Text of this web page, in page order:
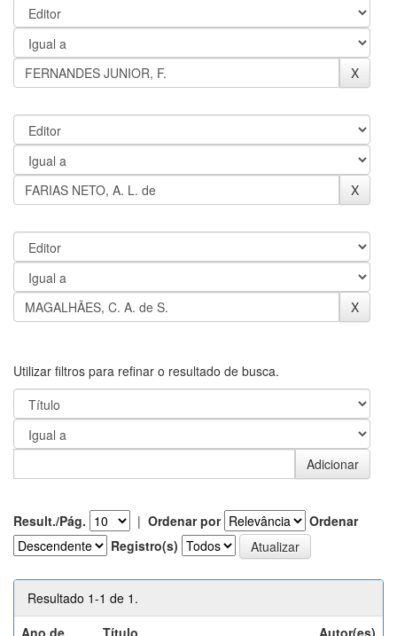
Utilizar filtros para refinar o resultado de busca.
Result./Pág. | Ordenar por
Ordenar
Registro(s)
Resultado 1-1 de 1.
Ano de
Título Autor(es)